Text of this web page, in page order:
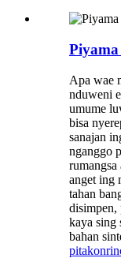
Apa wae
nduweni
umume
bisa
sanajan
nganggo
rumangsa
anget ing
tahan
disimpen,
kaya sing
bahan
pitakon